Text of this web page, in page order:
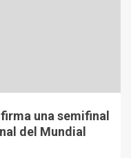
una semifinal
del Mundial